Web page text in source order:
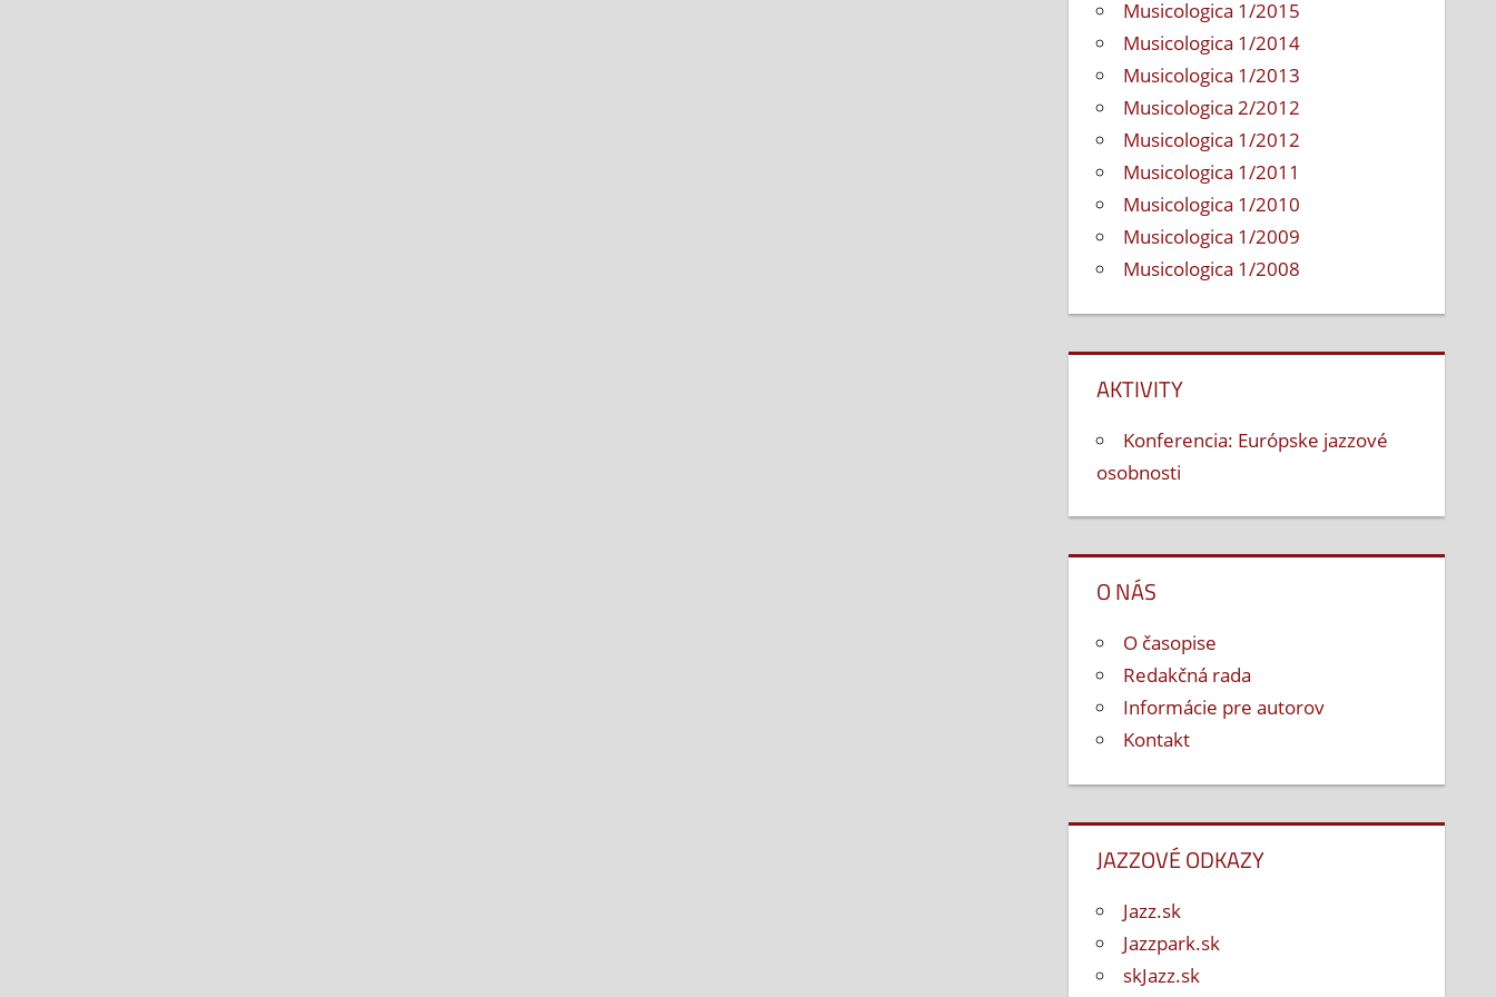
Musicologica 1/2015
Musicologica 1/2014
Musicologica 1/2013
Musicologica 2/2012
Musicologica 1/2012
Musicologica 1/2011
Musicologica 1/2010
Musicologica 1/2009
Musicologica 1/2008
AKTIVITY
Konferencia: Európske jazzové
osobnosti
O NÁS
O časopise
Redakčná rada
Informácie pre autorov
Kontakt
JAZZOVÉ ODKAZY
Jazz.sk
Jazzpark.sk
skJazz.sk